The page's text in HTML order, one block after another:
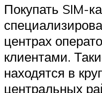
Покупать SIM-
центрах
клиентами.
находятся в
центральных